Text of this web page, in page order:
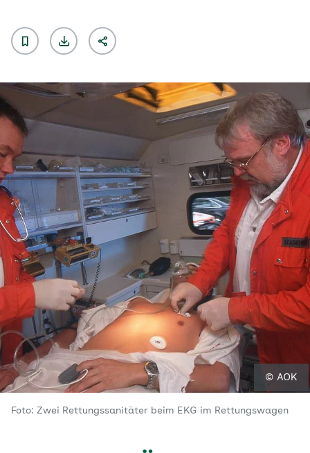
© AOK
Foto: Zwei Rettungssanitäter beim EKG im Rettungswagen